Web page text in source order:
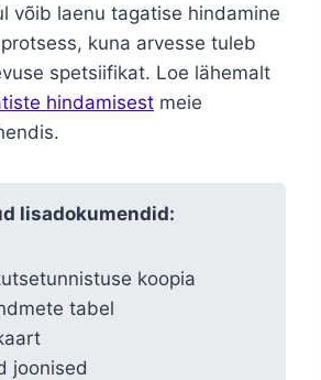
võib laenu tagatise hindamine
kuna arvesse tuleb
spetsiifikat. Loe lähemalt
hindamisest meie
lisadokumendid:
koopia
tabel
joonised